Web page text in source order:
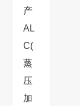
产
AL
C(
蒸
压
加